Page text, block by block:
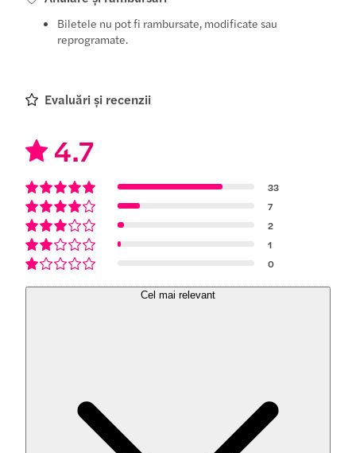
Biletele nu pot fi rambursate, modificate sau
reprogramate.
Evaluări și recenzii
4.7
33
7
2
1
0
Cel mai relevant